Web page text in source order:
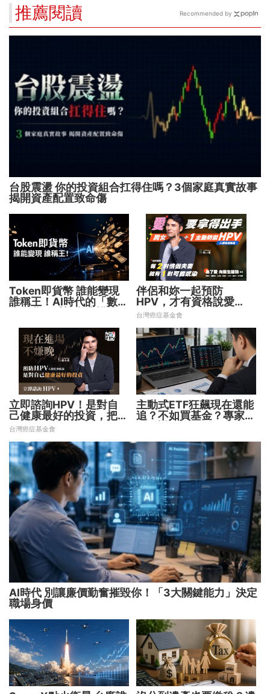
推薦閱讀
台股震盪 你的投資組合扛得住嗎？3個家庭真實故事
揭開資產配置致命傷
Token即貨幣 誰能變現
誰稱王！AI時代的「數位
伴侶和妳一起預防
HPV，才有資格說愛
妳！
台灣癌症基金會
立即諮詢HPV！是對自
己健康最好的投資，把握
現在不嫌晚！
台灣癌症基金會
主動式ETF狂飆現在還能
追？不如買基金？專家親
AI時代 別讓廉價勤奮摧毀你！「3大關鍵能力」決定
職場身價
Recommended by